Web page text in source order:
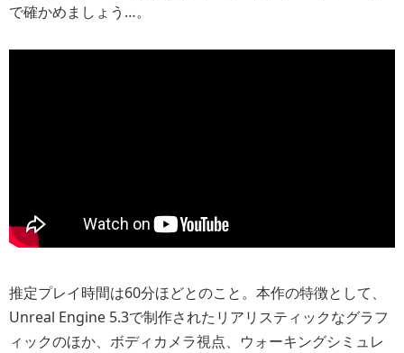
で確かめましょう…。
推定プレイ時間は60分ほどとのこと。本作の特徴として、
Unreal Engine 5.3で制作されたリアリスティックなグラフ
ィックのほか、ボディカメラ視点、ウォーキングシミュレ